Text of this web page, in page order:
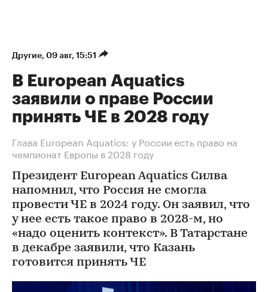
Другие⁠, 09 авг, 15:51
В European Aquatics
заявили о праве России
принять ЧЕ в 2028 году
Глава European Aquatics: у России есть право на
чемпионат Европы в 2028 году
Президент European Aquatics Силва
напомнил, что Россия не смогла
провести ЧЕ в 2024 году. Он заявил, что
у нее есть такое право в 2028-м, но
«надо оценить контекст». В Татарстане
в декабре заявили, что Казань
готовится принять ЧЕ